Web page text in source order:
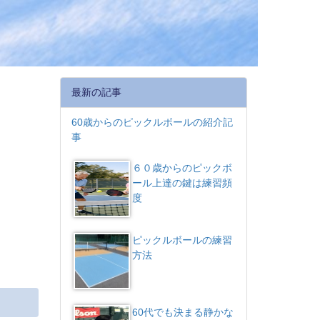
最新の記事
60歳からのピックルボールの紹介記
事
６０歳からのピックボ
ール上達の鍵は練習頻
度
ピックルボールの練習
方法
60代でも決まる静かな